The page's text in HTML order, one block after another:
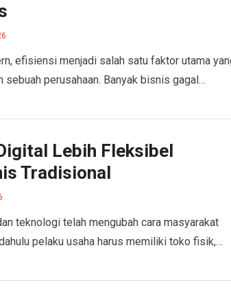
efisiensi menjadi salah satu faktor utama
sebuah perusahaan. Banyak bisnis gagal…
Lebih Fleksibel
Tradisional
teknologi telah mengubah cara masyarakat
pelaku usaha harus memiliki toko fisik,…